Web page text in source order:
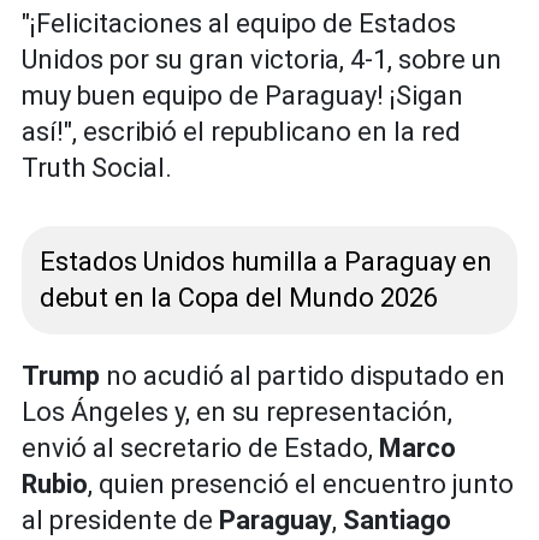
"¡Felicitaciones al equipo de Estados
Unidos por su gran victoria, 4-1, sobre un
muy buen equipo de Paraguay! ¡Sigan
así!", escribió el republicano en la red
Truth Social.
Estados Unidos humilla a Paraguay en
debut en la Copa del Mundo 2026
Trump no acudió al partido disputado en
Los Ángeles y, en su representación,
envió al secretario de Estado, Marco
Rubio, quien presenció el encuentro junto
al presidente de Paraguay, Santiago